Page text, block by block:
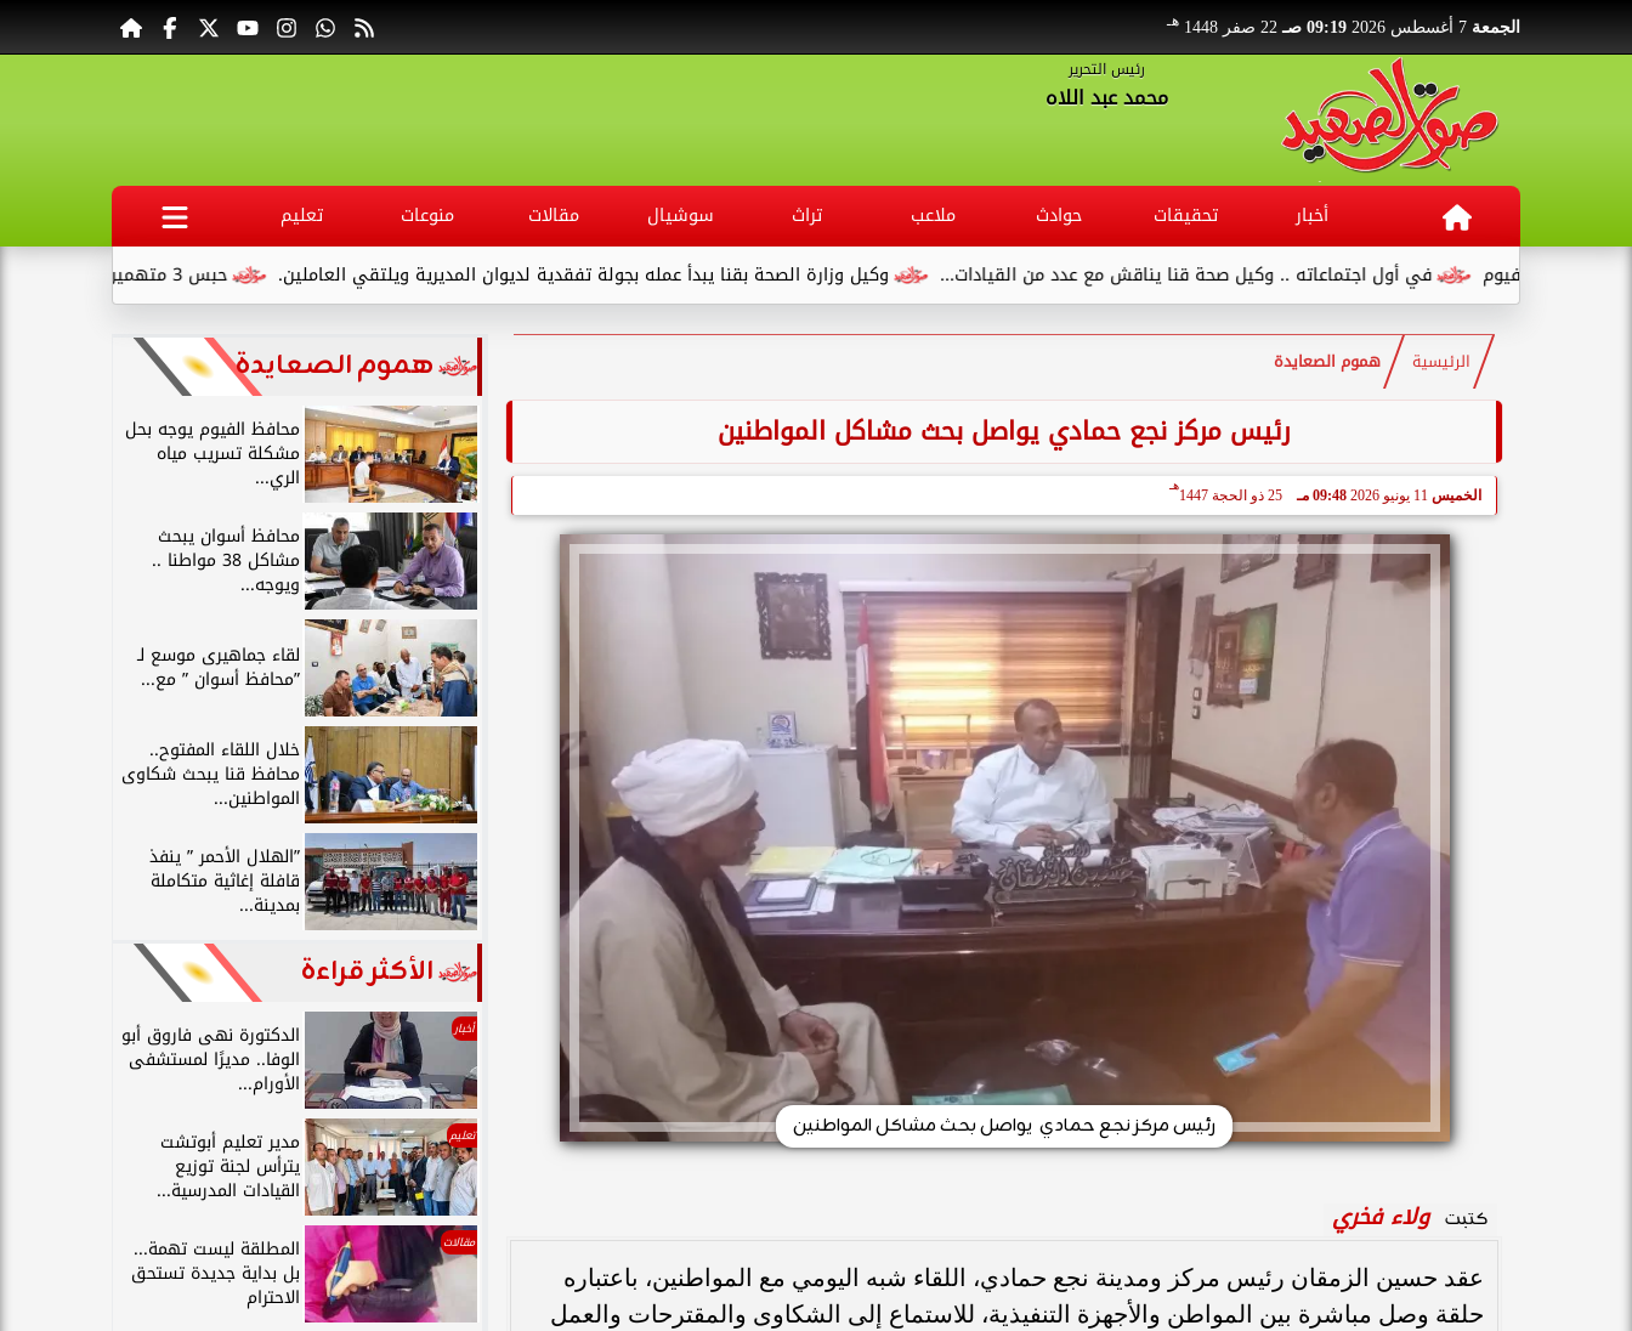
الجمعة 09:19 صـ 22 صفر 1448 هـ
رئيس التحرير
محمد عبد اللاه
أخبار تحقيقات حوادث ملاعب تراث سوشيال مقالات منوعات
تعليم
حبس 3 متهمين 15 يومًا علي ذمةالتحقيقات بتهمة التنقيب عن الآثار داخل...
وكيل وزارة الصحة بقنا يبدأ عمله بجولة تفقدية لديوان المديرية ويلتقي العاملين. في أول اجتماعاته .. وكيل صحة قنا يناقش مع عدد من القيادات...
الرئيسية هموم الصعايدة
رئيس مركز نجع حمادي يواصل بحث مشاكل المواطنين
الخميس 09:48 مـ 25 ذو الحجة 1447
هـ
رئيس مركز نجع حمادي يواصل بحث مشاكل المواطنين
كتبت ولاء فخري
عقد حسين الزمقان رئيس مركز ومدينة نجع حمادي، اللقاء شبه اليومي مع المواطنين، باعتباره
حلقة وصل مباشرة بين المواطن والأجهزة التنفيذية، للاستماع إلى الشكاوى والمقترحات والعمل
هموم الصعايدة
محافظ الفيوم يوجه بحل
مشكلة تسريب مياه
الري...
محافظ أسوان يبحث
مشاكل 38 مواطنا ..
ويوجه...
لقاء جماهيرى موسع لـ
”محافظ أسوان ” مع...
خلال اللقاء المفتوح..
محافظ قنا يبحث شكاوى
المواطنين...
”الهلال الأحمر ” ينفذ
قافلة إغاثية متكاملة
بمدينة...
الأكثر قراءة
أخبار الدكتورة نهى فاروق أبو
الوفا.. مديرًا لمستشفى
الأورام...
تعليم مدير تعليم أبوتشت
يترأس لجنة توزيع
القيادات المدرسية...
مقالات المطلقة ليست تهمة...
بل بداية جديدة تستحق
الاحترام